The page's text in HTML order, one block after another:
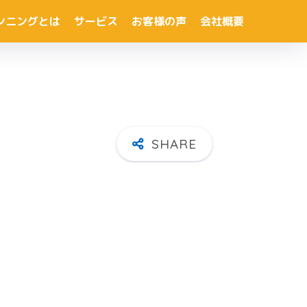
ニングとは サービス お客様の声 会社概要